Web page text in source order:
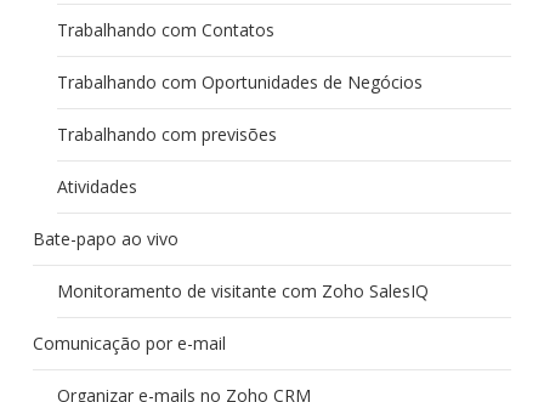
Trabalhando com Contatos
Trabalhando com Oportunidades de Negócios
Trabalhando com previsões
Atividades
Bate-papo ao vivo
Monitoramento de visitante com Zoho SalesIQ
Comunicação por e-mail
Organizar e-mails no Zoho CRM